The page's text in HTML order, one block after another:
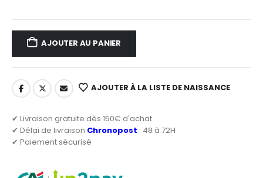
AJOUTER AU PANIER
AJOUTER À LA LISTE DE NAISSANCE
✔ Livraison gratuite dès 150€ d'achat
✔ Délai de livraison Chronopost : 48 à 72H
✔ Paiement sécurisé